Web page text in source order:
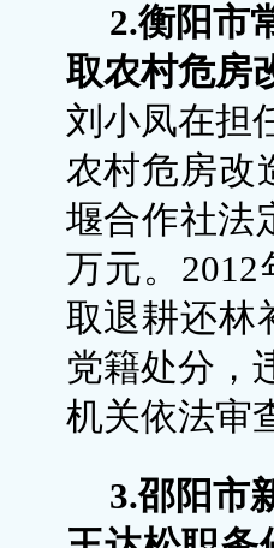
2.衡阳市
取农村危房
刘小凤在担
农村危房改
堰合作社法
万元。
取退耕还林
党籍处分，
机关依法审
3.邵阳市